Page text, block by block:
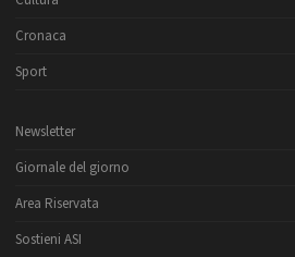
Cronaca
Sport
Newsletter
Giornale del giorno
Area Riservata
Sostieni ASI